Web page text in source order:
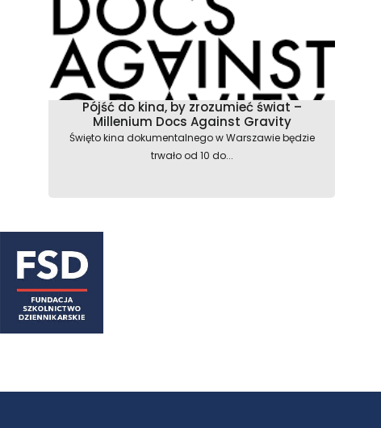
Pójść do kina, by zrozumieć świat –
Millenium Docs Against Gravity
Święto kina dokumentalnego w Warszawie będzie
trwało od 10 do...